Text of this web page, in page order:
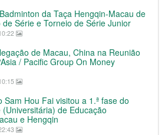
da Taça Hengqin-Macau de
Série e Torneio de Série Junior
de Macau, China na Reunião
/ Pacific Group On Money
Sam Hou Fai visitou a 1.ª fase do
de Educação
e Hengqin